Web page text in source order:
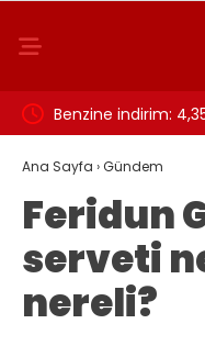
Benzine indirim:
Ana Sayfa ›Gündem
Feridun
serveti
nereli?